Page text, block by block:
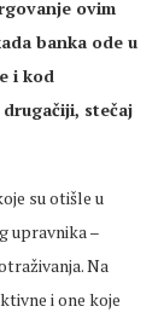
ovim
banka ode u
i kod
stečaj
su otišle u
upravnika –
Na
i one koje